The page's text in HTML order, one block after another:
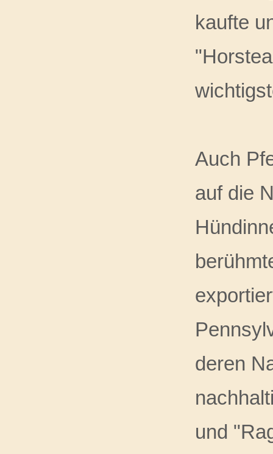
kaufte
Auch
auf die
deren
und